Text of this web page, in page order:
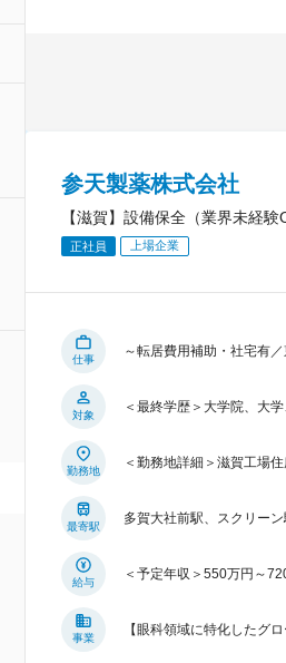
参天製薬株式会社
【滋賀】設備保全（業界未経
正社員 上場企業
仕事
～転居費用補助・社宅有
対象
＜最終学歴＞大学院、大
勤務地
＜勤務地詳細＞滋賀工場
最寄駅
多賀大社前駅、スクリーン
給与
＜予定年収＞550万円～
事業
【眼科領域に特化したグ